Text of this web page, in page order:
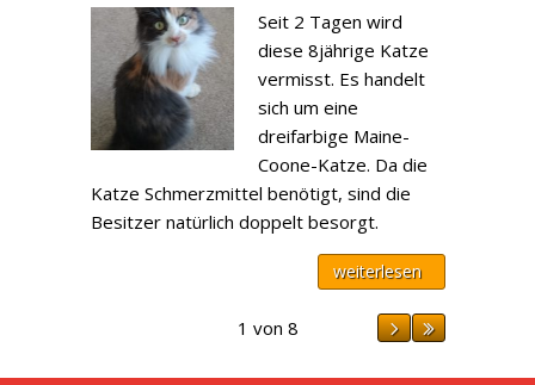
Seit 2 Tagen wird
diese 8jährige Katze
vermisst. Es handelt
sich um eine
dreifarbige Maine-
Coone-Katze. Da die
Katze Schmerzmittel benötigt, sind die
Besitzer natürlich doppelt besorgt.
weiterlesen
1 von 8